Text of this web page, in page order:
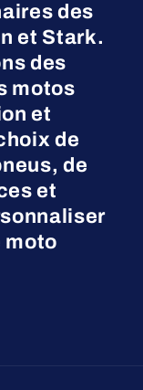
des
et Stark.
des
motos
et
de
de
et
moto